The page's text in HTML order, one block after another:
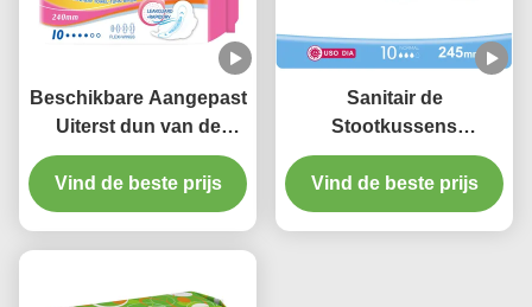
Beschikbare Aangepast
Uiterst dun van de
Vrouwentoallas
Sanitarias van Sanitaire
Handdoekstootkussens
Vind de beste prijs
Sanitair de
Stootkussens
Gevleugeld Uiterst dun
Beschikbaar Hoog
Absorptievermogen van
Vind de beste prijs